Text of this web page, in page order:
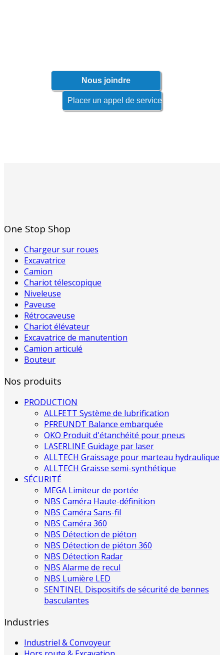
One Stop Shop
Chargeur sur roues
Excavatrice
Camion
Chariot télescopique
Niveleuse
Paveuse
Rétrocaveuse
Chariot élévateur
Excavatrice de manutention
Camion articulé
Bouteur
Nos produits
PRODUCTION
ALLFETT Système de lubrification
PFREUNDT Balance embarquée
OKO Produit d'étanchéité pour pneus
LASERLINE Guidage par laser
ALLTECH Graissage pour marteau hydraulique
ALLTECH Graisse semi-synthétique
SÉCURITÉ
MEGA Limiteur de portée
NBS Caméra Haute-définition
NBS Caméra Sans-fil
NBS Caméra 360
NBS Détection de piéton
NBS Détection de piéton 360
NBS Détection Radar
NBS Alarme de recul
NBS Lumière LED
SENTINEL Dispositifs de sécurité de bennes
basculantes
Industries
Industriel & Convoyeur